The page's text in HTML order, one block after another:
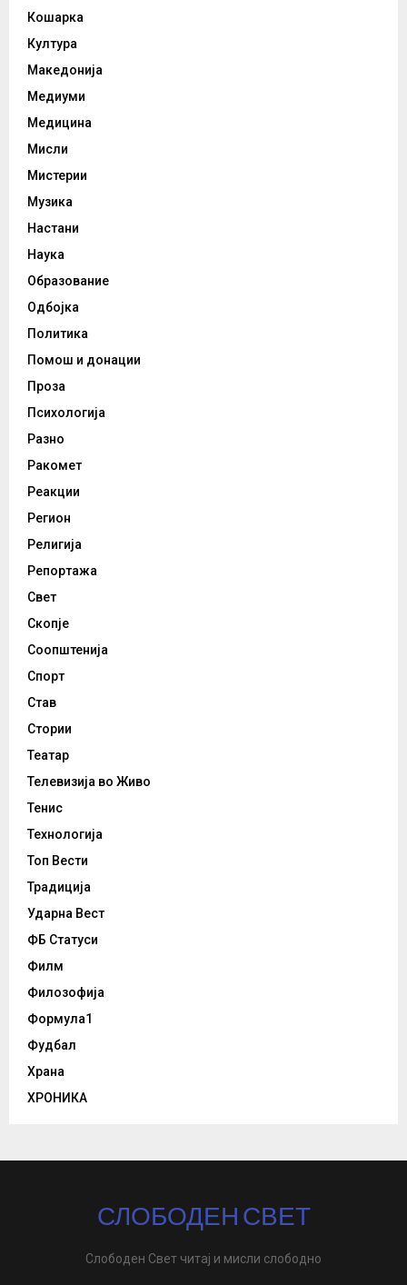
Кошарка
Култура
Македонија
Медиуми
Медицина
Мисли
Мистерии
Музика
Настани
Наука
Образование
Одбојка
Политика
Помош и донации
Проза
Психологија
Разно
Ракомет
Реакции
Регион
Религија
Репортажа
Свет
Скопје
Соопштенија
Спорт
Став
Стории
Театар
Телевизија во Живо
Тенис
Технологија
Топ Вести
Традиција
Ударна Вест
ФБ Статуси
Филм
Филозофија
Формула1
Фудбал
Храна
ХРОНИКА
СЛОБОДЕН СВЕТ
Слободен Свет читај и мисли слободно